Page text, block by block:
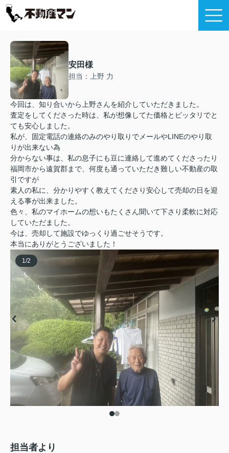
安田様
担当：上野 力
今回は、知り合いから上野さんを紹介していただきました。
査定をしてくださった時は、私が想像してた価格とピッタリでと
ても安心しました。
私が、固定電話の連絡のみのやり取りでメールやLINEのやり取
りが出来ない為
分からない事は、私の息子にも豆に連絡して進めてくださったり
福岡市から遠賀郡まで、何度も通っていただき難しい不動産の取
引ですが
素人の私に、分かりやすく教えてくださり安心して売却の日を迎
える事が出来ました。
色々、私のマイホームの想いもたくさん聞いて下さり柔軟に対応
していただました。
今は、売却して施設でゆっくり過ごせそうです。
本当にありがとうございました！
1 /2
担当者より